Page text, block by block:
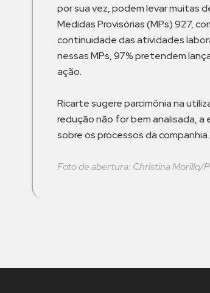
por sua vez, podem levar muitas
Medidas Provisórias (MPs) 927,
continuidade das atividades
nessas MPs, 97% pretendem
ação.
Ricarte sugere parcimônia na
redução não for bem analisada,
sobre os processos da
Foto de abertura: Christina Morillo/